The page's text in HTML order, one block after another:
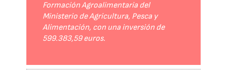
Formación Agroalimentaria del
Ministerio de Agricultura, Pesca y
Alimentación, con una inversión de
599.383,59 euros.